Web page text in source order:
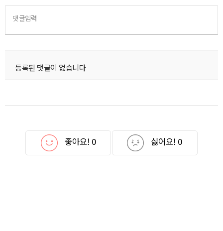
댓글입력
등록된 댓글이 없습니다
좋아요! 0 싫어요! 0